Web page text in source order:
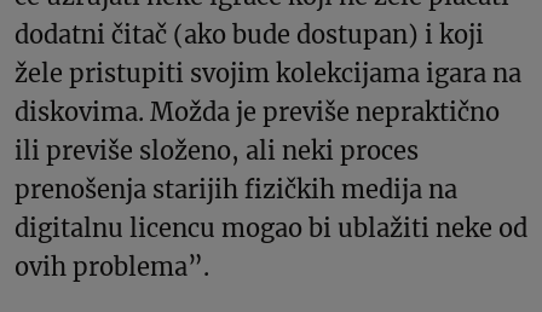
dodatni čitač (ako bude dostupan) i koji
žele pristupiti svojim kolekcijama igara na
diskovima. Možda je previše nepraktično
ili previše složeno, ali neki proces
prenošenja starijih fizičkih medija na
digitalnu licencu mogao bi ublažiti neke od
ovih problema”.